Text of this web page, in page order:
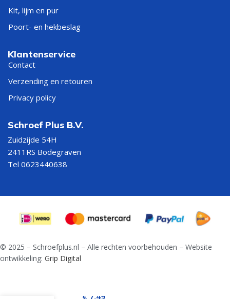
Kit, lijm en pur
Poort- en hekbeslag
Klantenservice
Contact
Verzending en retouren
Privacy policy
Schroef Plus B.V.
Zuidzijde 54H
2411RS Bodegraven
Tel 0623440638
© 2025 – Schroefplus.nl – Alle rechten voorbehouden – Website
ontwikkeling: Grip Digital
€ 7,49